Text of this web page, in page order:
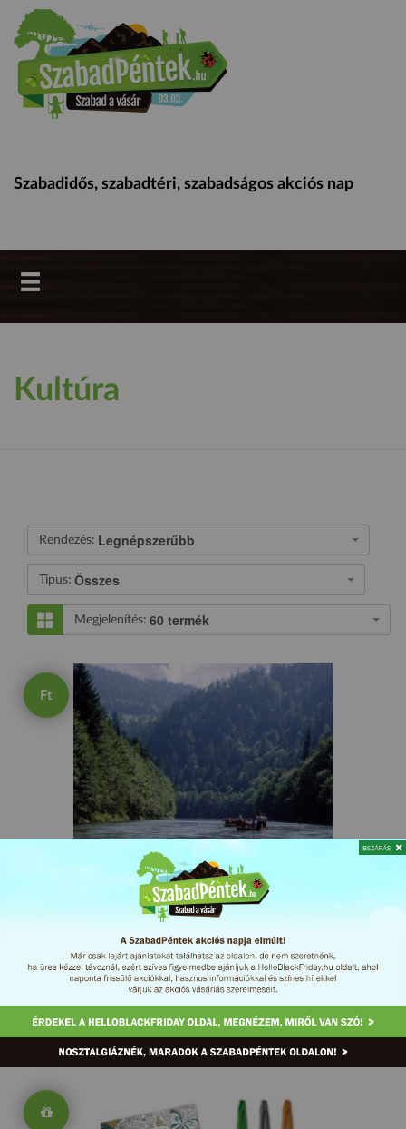
Szabadidős, szabadtéri, szabadságos akciós nap
Kultúra
Rendezés: Legnépszerűbb
Típus: Összes
Megjelenítés: 60 termék
Ft
Millennium Internat...
Dunajeci tutajozás zakopanei k...
MEGNÉZEM